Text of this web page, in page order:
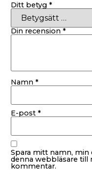
Ditt betyg*
Din recension*
Namn*
E-post*
Spara mitt namn,
denna webbläsare till
kommentar.